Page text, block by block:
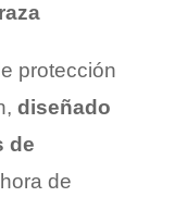
protección
diseñado
de
de